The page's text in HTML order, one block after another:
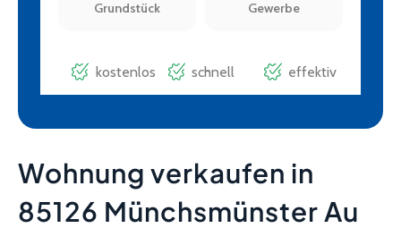
Wohnung verkaufen in
85126 Münchsmünster Au